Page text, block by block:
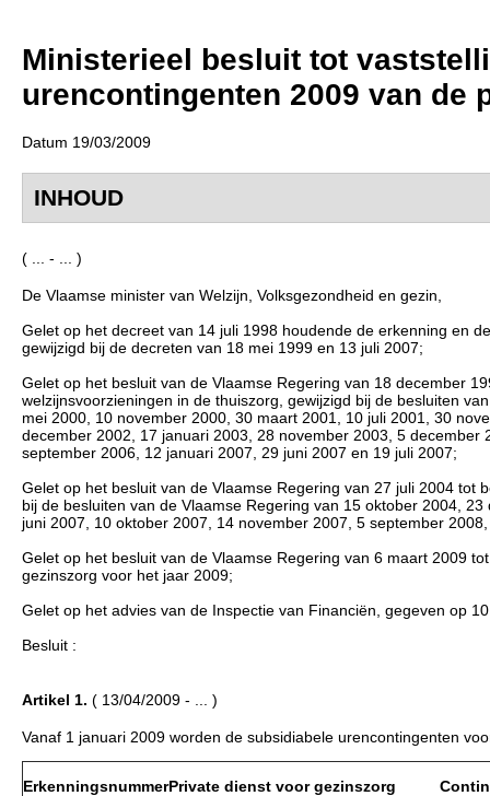
Ministerieel besluit tot
urencontingenten 2009 van de
Datum 19/03/2009
INHOUD
( ... - ... )
De Vlaamse minister van Welzijn, Volksgezondheid en gezin,
Gelet op het decreet van 14 juli 1998 houdende de erkenning en
gewijzigd bij de decreten van 18 mei 1999 en 13 juli 2007;
Gelet op het besluit van de Vlaamse Regering van 18 december
welzijnsvoorzieningen in de thuiszorg, gewijzigd bij de besluiten
mei 2000, 10 november 2000, 30 maart 2001, 10 juli 2001, 30
december 2002, 17 januari 2003, 28 november 2003, 5
september 2006, 12 januari 2007, 29 juni 2007 en 19 juli 2007;
Gelet op het besluit van de Vlaamse Regering van 27 juli 2004 tot
bij de besluiten van de Vlaamse Regering van 15 oktober 2004,
juni 2007, 10 oktober 2007, 14 november 2007, 5 september
Gelet op het besluit van de Vlaamse Regering van 6 maart 2009
gezinszorg voor het jaar 2009;
Gelet op het advies van de Inspectie van Financiën, gegeven op
Besluit :
Artikel 1. ( 13/04/2009 - ... )
Vanaf 1 januari 2009 worden de subsidiabele urencontingenten
ErkenningsnummerPrivate dienst voor gezinszorg